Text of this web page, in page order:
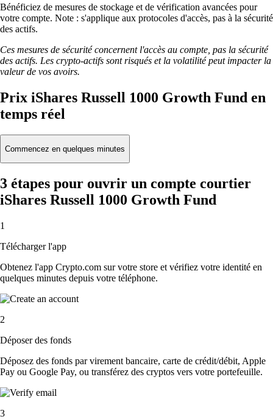
Bénéficiez de mesures de stockage et de vérification avancées pour
votre compte. Note : s'applique aux protocoles d'accès, pas à la sécurité
des actifs.
Ces mesures de sécurité concernent l'accès au compte, pas la sécurité
des actifs. Les crypto-actifs sont risqués et la volatilité peut impacter la
valeur de vos avoirs.
Prix iShares Russell 1000 Growth Fund en
temps réel
Commencez en quelques minutes
3 étapes pour ouvrir un compte courtier
iShares Russell 1000 Growth Fund
1
Télécharger l'app
Obtenez l'app Crypto.com sur votre store et vérifiez votre identité en
quelques minutes depuis votre téléphone.
2
Déposer des fonds
Déposez des fonds par virement bancaire, carte de crédit/débit, Apple
Pay ou Google Pay, ou transférez des cryptos vers votre portefeuille.
3